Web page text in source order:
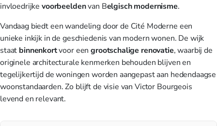
invloedrijkevoorbeeldenvan Belgisch modernisme.
Vandaag biedt een wandeling door de Cité Moderne een
unieke inkijk in de geschiedenis van modern wonen. De wijk
staat binnenkortvoor eengrootschalige renovatie, waarbij de
originele architecturale kenmerken behouden blijven en
tegelijkertijd de woningen worden aangepast aan hedendaagse
woonstandaarden. Zo blijft de visie van Victor Bourgeois
levend en relevant.